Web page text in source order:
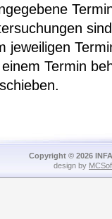
jeweiligen
einem Termin
Copyright © 2026
design by